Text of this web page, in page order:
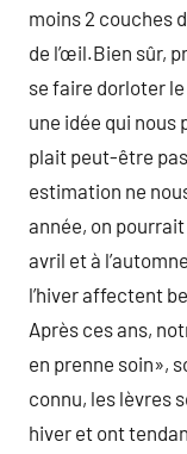
moins 2 couches
de l’œil.Bien sûr,
se faire dorloter
une idée qui nous
plait peut-être
estimation ne
année, on
avril et à
l’hiver affectent
Après ces ans,
en prenne soin»,
connu, les lèvres
hiver et ont